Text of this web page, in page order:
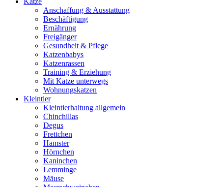
Anschaffung & Ausstattung
Beschäftigung
Ernährung
Freigänger
Gesundheit & Pflege
Katzenbabys
Katzenrassen
Training & Erziehung
Mit Katze unterwegs
Wohnungskatzen
Kleintier
Kleintierhaltung allgemein
Chinchillas
Degus
Frettchen
Hamster
Hörnchen
Kaninchen
Lemminge
Mäuse